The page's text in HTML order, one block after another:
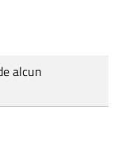
alcun